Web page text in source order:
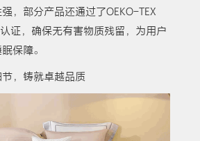
，部分产品还通过了OEKO-TEX
证，确保无有害物质残留，为用户
保障。
，铸就卓越品质